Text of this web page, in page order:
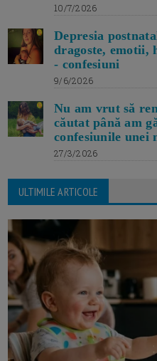
10/7/2026
Depresia
dragoste, emotii,
- confesiuni
9/6/2026
Nu am vrut să
căutat până am
confesiunile unei
27/3/2026
ULTIMILE ARTICOLE